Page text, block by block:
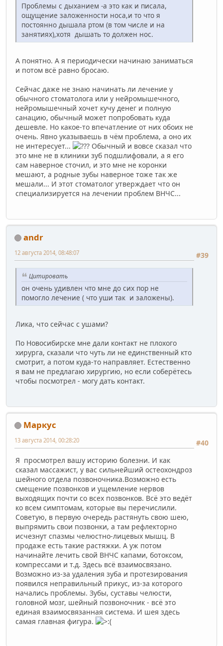
Проблемы с дыханием -а это как и писала,
ощущение заложенности носа,и то что я
постоянно дышала ртом (в том числе и на
занятиях),хотя дышать то должен нос.
А понятно. А я периодически начинаю заниматься
и потом всё равно бросаю.
Сейчас даже не знаю начинать ли лечение у
обычного стоматолога или у нейромышечного,
нейромышечный хочет кучу денег и полную
санацию, обычный может попробовать куда
дешевле. Но какое-то впечатление от них обоих не
очень. Явно указываешь в чём проблема, а оно их
не интересует...
Обычный и вовсе сказал что
это мне не в клиники зуб подшлифовали, а я его
сам наверное сточил, и это мне не коронки
мешают, а родные зубы наверное тоже так же
мешали... И этот стоматолог утверждает что он
специализируется на лечении проблем ВНЧС...
andr
#39
12 августа 2014, 08:48:07
Цитировать
он очень удивлен что мне до сих пор не
помогло лечение ( что уши так и заложены).
Лика, что сейчас с ушами?
По Новосибирске мне дали контакт не плохого
хирурга, сказали что чуть ли не единственный кто
смотрит, а потом куда-то направляет. Естественно
я вам не предлагаю хирургию, но если соберётесь
чтобы посмотрел - могу дать контакт.
Маркус
#40
13 августа 2014, 00:28:20
Я просмотрел вашу историю болезни. И как
сказал массажист, у вас сильнейший остеохондроз
шейного отдела позвоночника.Возможно есть
смещение позвонков и ущемление нервов
выходящих почти со всех позвонков. Всё это ведёт
ко всем симптомам, которые вы перечислили.
Советую, в первую очередь растянуть свою шею,
выпрямить свои позвонки, а там рефлекторно
исчезнут спазмы челюстно-лицевых мышц. В
продаже есть такие растяжки. А уж потом
начинайте лечить свой ВНЧС капами, ботоксом,
компрессами и т.д. Здесь всё взаимосвязано.
Возможно из-за удаления зуба и протезирования
появился неправильный прикус, из-за которого
начались проблемы. Зубы, суставы челюсти,
головной мозг, шейный позвоночник - всё это
единая взаимосвязанная система. И шея здесь
самая главная фигура.